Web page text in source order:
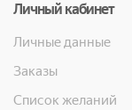
Личный кабинет
Личные данные
Заказы
Список желаний